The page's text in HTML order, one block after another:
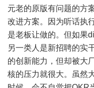
元老的原版有问题的方
改进方案。因为听话执
是老板让做的。但如果
另一类人是新招聘的实
的创新能力，但却被大
核的压力就很大。虽然